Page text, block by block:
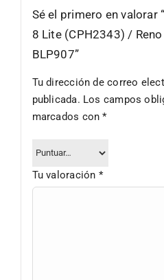
Sé el primero en valorar
8 Lite (CPH2343) /
BLP907”
Tu dirección de correo
publicada. Los campos
marcados con*
Tu valoración *